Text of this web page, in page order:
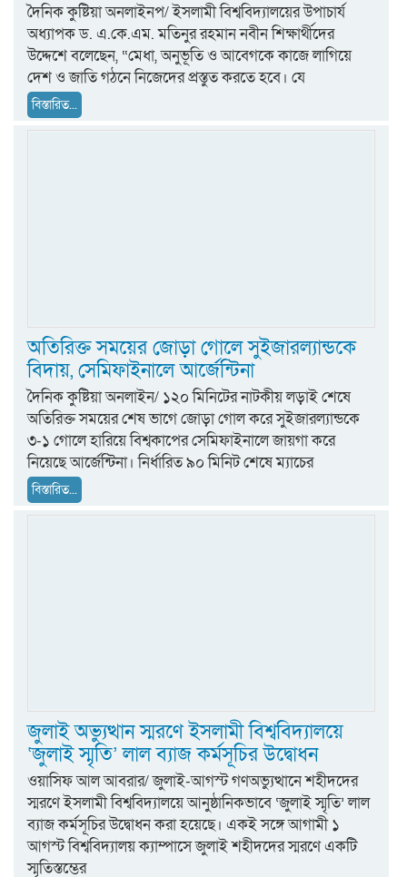
দৈনিক কুষ্টিয়া অনলাইনপ/ ইসলামী বিশ্ববিদ্যালয়ের উপাচার্য
অধ্যাপক ড. এ.কে.এম. মতিনুর রহমান নবীন শিক্ষার্থীদের
উদ্দেশে বলেছেন, “মেধা, অনুভূতি ও আবেগকে কাজে লাগিয়ে
দেশ ও জাতি গঠনে নিজেদের প্রস্তুত করতে হবে। যে
বিস্তারিত...
অতিরিক্ত সময়ের জোড়া গোলে সুইজারল্যান্ডকে
বিদায়, সেমিফাইনালে আর্জেন্টিনা
দৈনিক কুষ্টিয়া অনলাইন/ ১২০ মিনিটের নাটকীয় লড়াই শেষে
অতিরিক্ত সময়ের শেষ ভাগে জোড়া গোল করে সুইজারল্যান্ডকে
৩-১ গোলে হারিয়ে বিশ্বকাপের সেমিফাইনালে জায়গা করে
নিয়েছে আর্জেন্টিনা। নির্ধারিত ৯০ মিনিট শেষে ম্যাচের
বিস্তারিত...
জুলাই অভ্যুত্থান স্মরণে ইসলামী বিশ্ববিদ্যালয়ে
‘জুলাই স্মৃতি’ লাল ব্যাজ কর্মসূচির উদ্বোধন
ওয়াসিফ আল আবরার/ জুলাই-আগস্ট গণঅভ্যুত্থানে শহীদদের
স্মরণে ইসলামী বিশ্ববিদ্যালয়ে আনুষ্ঠানিকভাবে ‘জুলাই স্মৃতি’ লাল
ব্যাজ কর্মসূচির উদ্বোধন করা হয়েছে। একই সঙ্গে আগামী ১
আগস্ট বিশ্ববিদ্যালয় ক্যাম্পাসে জুলাই শহীদদের স্মরণে একটি
স্মৃতিস্তম্ভের